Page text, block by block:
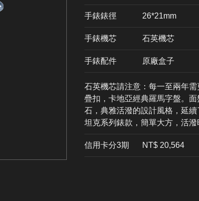
手錶錶徑 26*21mm
手錶機芯 ​石英機芯
手錶配件 原廠盒子
石英機芯請注意：每一至兩年
疊扣，卡地亞經典羅馬字盤。
石，典雅活潑的設計風格，延
坦克系列錶款，簡單大方，活潑
信用卡分3期 ​NT$ 20,564